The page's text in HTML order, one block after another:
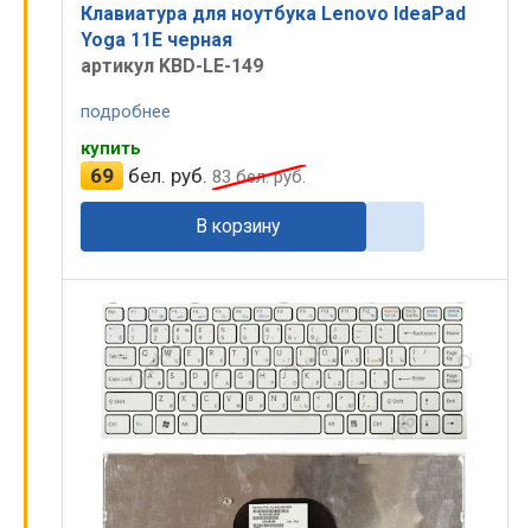
Клавиатура для ноутбука Lenovo IdeaPad
Yoga 11E черная
артикул KBD-LE-149
подробнее
купить
69 бел. руб. 83бел. руб.
В корзину